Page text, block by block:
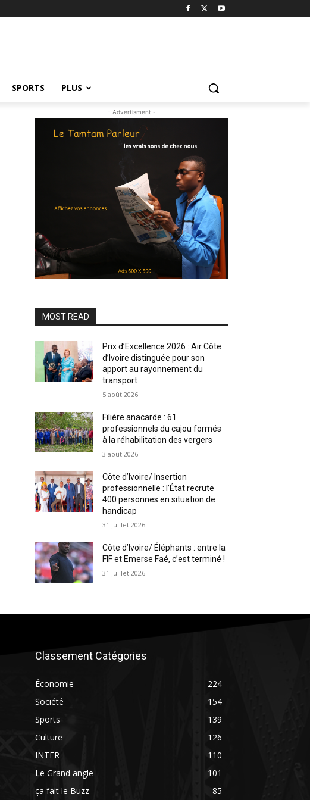
SPORTS PLUS
- Advertisment -
MOST READ
Prix d’Excellence 2026 : Air Côte
d’Ivoire distinguée pour son
apport au rayonnement du
transport
5 août 2026
Filière anacarde : 61
professionnels du cajou formés
à la réhabilitation des vergers
3 août 2026
Côte d’Ivoire/ Insertion
professionnelle : l’État recrute
400 personnes en situation de
handicap
31 juillet 2026
Côte d’Ivoire/ Éléphants : entre la
FIF et Emerse Faé, c’est terminé !
31 juillet 2026
Classement Catégories
Économie
224
Société
154
Sports
139
Culture
126
INTER
110
Le Grand angle
101
ça fait le Buzz
85